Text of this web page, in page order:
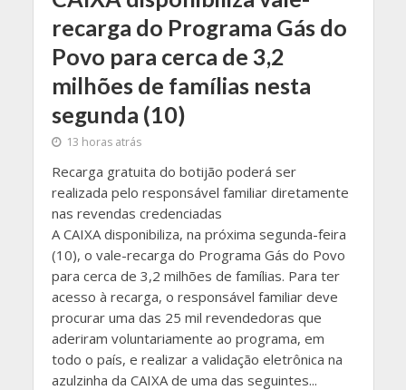
recarga do Programa Gás do
Povo para cerca de 3,2
milhões de famílias nesta
segunda (10)
13 horas atrás
Recarga gratuita do botijão poderá ser
realizada pelo responsável familiar diretamente
nas revendas credenciadas
​A CAIXA disponibiliza, na próxima segunda-feira
(10), o vale-recarga do Programa Gás do Povo
para cerca de 3,2 milhões de famílias. Para ter
acesso à recarga, o responsável familiar deve
procurar uma das 25 mil revendedoras que
aderiram voluntariamente ao programa, em
todo o país, e realizar a validação eletrônica na
azulzinha da CAIXA de uma das seguintes...